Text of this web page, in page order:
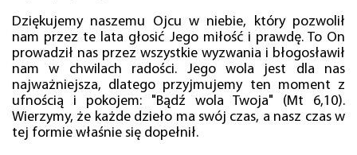
Dziękujemy naszemu Ojcu w niebie, który pozwolił
nam przez te lata głosić Jego miłość i prawdę. To On
prowadził nas przez wszystkie wyzwania i błogosławił
nam w chwilach radości. Jego wola jest dla nas
najważniejsza, dlatego przyjmujemy ten moment z
ufnością i pokojem: "Bądź wola Twoja" (Mt 6,10).
Wierzymy, że każde dzieło ma swój czas, a nasz czas w
tej formie właśnie się dopełnił.